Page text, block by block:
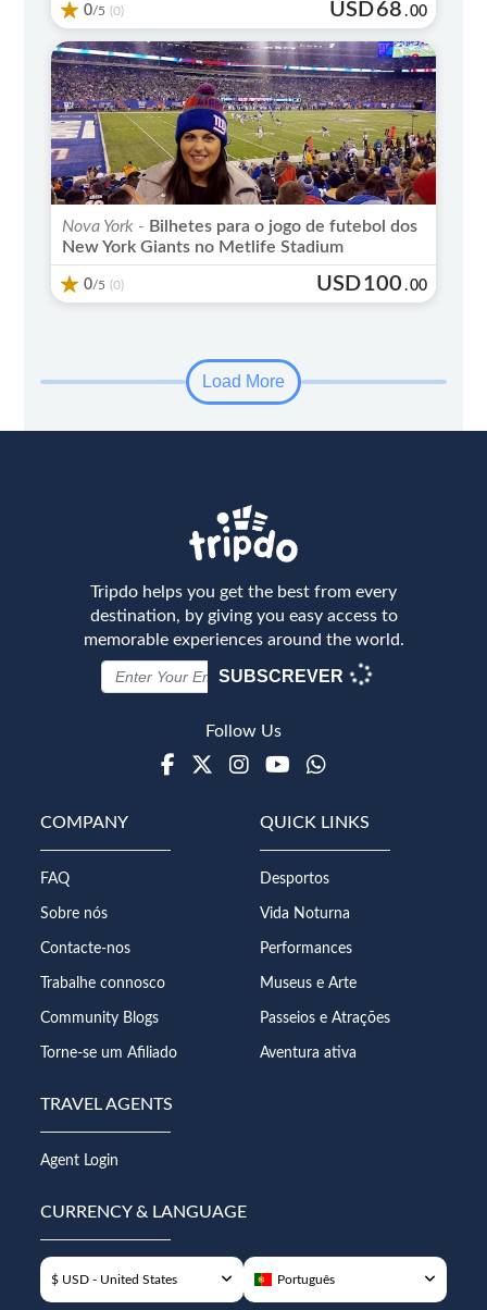
0/5 (0) USD68 .00
Nova York - Bilhetes para o jogo de futebol dos
New York Giants no Metlife Stadium
0/5 (0) USD100 .00
Load More
Tripdo helps you get the best from every
destination, by giving you easy access to
memorable experiences around the world.
SUBSCREVER
Follow Us
Facebook
TwitterInstagramYoutube
WhatsApp
COMPANY
FAQ
Sobre nós
Contacte-nos
Trabalhe connosco
Community Blogs
Torne-se um Afiliado
QUICK LINKS
Desportos
Vida Noturna
Performances
Museus e Arte
Passeios e Atrações
Aventura ativa
TRAVEL AGENTS
Agent Login
CURRENCY & LANGUAGE
$ USD - United States Português